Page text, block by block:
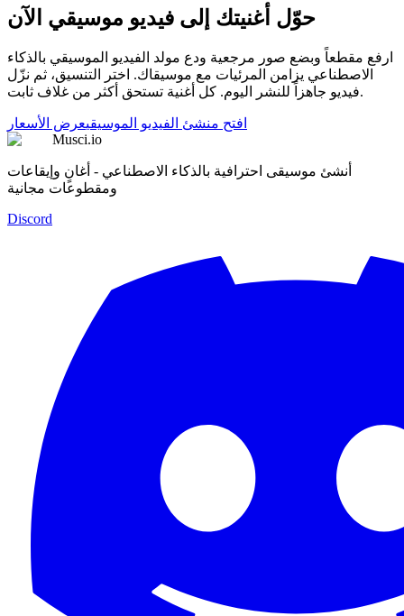
حوّل أغنيتك إلى فيديو موسيقي الآن
ارفع مقطعاً وبضع صور مرجعية ودع مولد الفيديو الموسيقي بالذكاء
الاصطناعي يزامن المرئيات مع موسيقاك. اختر التنسيق، ثم نزّل
فيديو جاهزاً للنشر اليوم. كل أغنية تستحق أكثر من غلاف ثابت.
افتح منشئ الفيديو الموسيقيعرض الأسعار
Musci.io
أنشئ موسيقى احترافية بالذكاء الاصطناعي - أغانٍ وإيقاعات
ومقطوعات مجانية
Discord